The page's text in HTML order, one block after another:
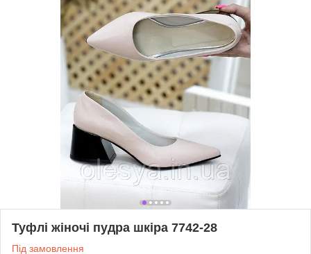
Туфлі жіночі пудра шкіра 7742-28
Під замовлення